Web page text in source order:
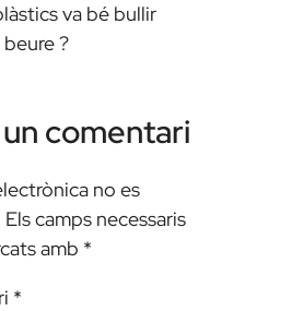
va bé bullir
?
comentari
no es
Els camps necessaris
amb *
*